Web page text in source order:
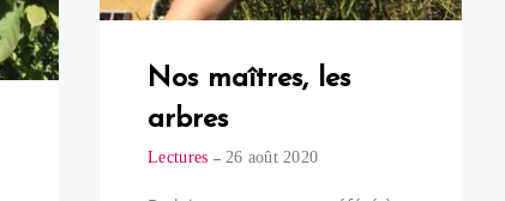
Nos maîtres, les
arbres
Lectures 26 août 2020